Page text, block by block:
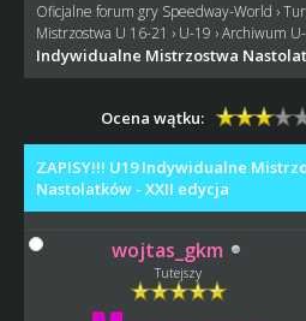
Oficjalne forum gry Speedway-World ›
Mistrzostwa U 16-21 › U-19 ›Archiwum
Indywidualne Mistrzostwa
Ocena wątku:
ZAPISY!!! U19 Indywidualne
Nastolatków - XXII edycja
wojtas_gkm
Tutejszy